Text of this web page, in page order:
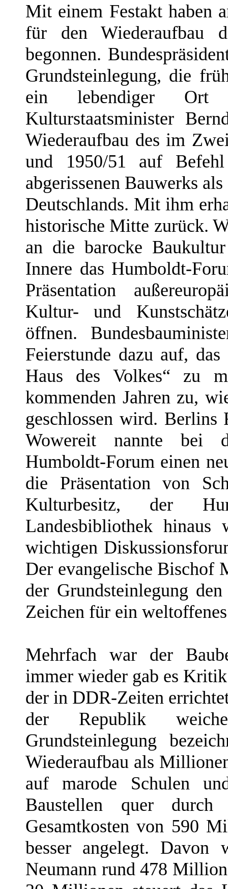
Mit einem Festakt haben
für den Wiederaufbau
begonnen.
Grundsteinlegung, die
ein lebendiger Ort
Kulturstaatsminister
Wiederaufbau des im
und 1950/51 auf
abgerissenen Bauwerks
Deutschlands. Mit ihm
historische Mitte zurück.
an die barocke
Innere das Humboldt-
Präsentation
Kultur- und
öffnen.
Feierstunde dazu auf,
Haus des Volkes“ zu
kommenden Jahren zu,
geschlossen wird. Berlins
Wowereit nannte bei
Humboldt-Forum einen
die Präsentation von
Kulturbesitz, der
Landesbibliothek
wichtigen
Der evangelische Bischof
der Grundsteinlegung
Zeichen für ein
Mehrfach war der
immer wieder gab es
der in DDR-Zeiten
der Republik
Grundsteinlegung
Wiederaufbau als
auf marode Schulen
Baustellen quer
Gesamtkosten von 590
besser angelegt. Davon
Neumann rund 478